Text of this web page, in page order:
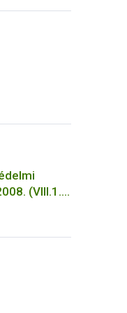
használata
(VIII.1.)